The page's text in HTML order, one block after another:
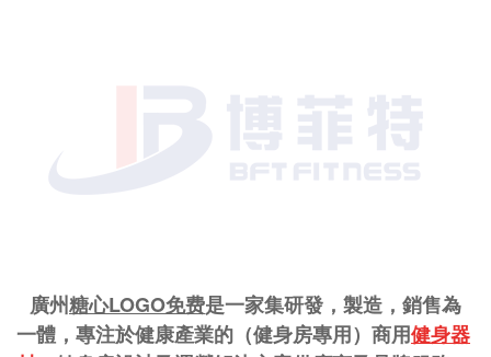
廣州糖心LOGO免费是一家集研發，製造，銷售為
一體，專注於健康產業的（健身房專用）商用健身器